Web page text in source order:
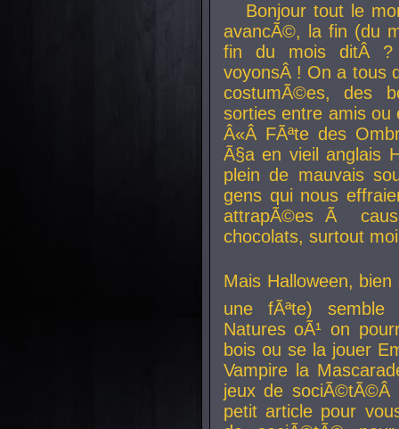
Bonjour tout le
avancÃ©, la fin (du
fin du mois ditÂ ?
voyonsÂ ! On a tous
costumÃ©es, des
sorties entre amis
Â«Â FÃªte des
Ã§a en vieil anglais
plein de mauvais
gens qui nous
attrapÃ©es Ã
chocolats, surtout
Mais Halloween, bien
une fÃªte) semble
Natures oÃ¹ on
bois ou se la jouer
Vampire la
jeux de
petit article pour